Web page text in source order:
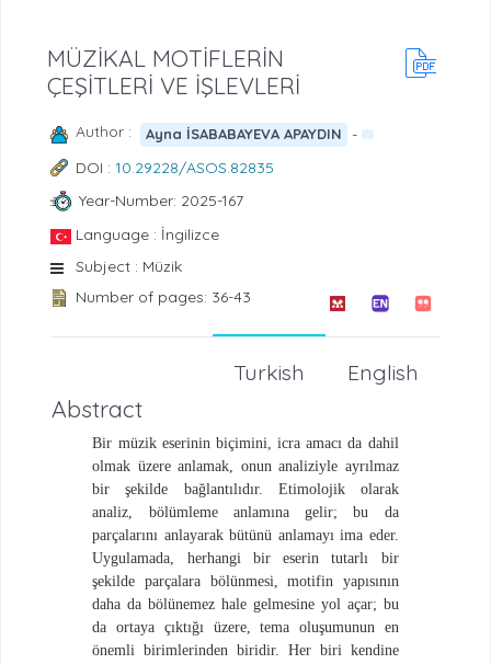
MÜZİKAL MOTİFLERİN
ÇEŞİTLERİ VE İŞLEVLERİ
Author : Ayna İSABABAYEVA APAYDIN
-
DOI : 10.29228/ASOS.82835
Year-Number: 2025-167
Language : İngilizce
Subject : Müzik
Number of pages: 36-43
English
Turkish
Abstract
Bir müzik eserinin biçimini, icra amacı da dahil
olmak üzere anlamak, onun analiziyle ayrılmaz
bir şekilde bağlantılıdır. Etimolojik olarak
analiz, bölümleme anlamına gelir; bu da
parçalarını anlayarak bütünü anlamayı ima eder.
Uygulamada, herhangi bir eserin tutarlı bir
şekilde parçalara bölünmesi, motifin yapısının
daha da bölünemez hale gelmesine yol açar; bu
da ortaya çıktığı üzere, tema oluşumunun en
önemli birimlerinden biridir. Her biri kendine